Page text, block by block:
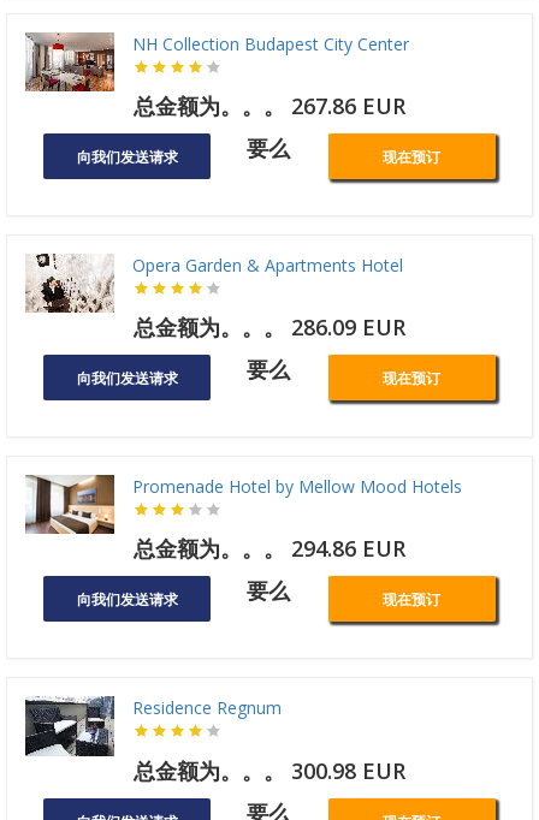
NH Collection Budapest City Center
总金额为。。。 267.86 EUR
向我们发送请求 要么 现在预订
Opera Garden & Apartments Hotel
总金额为。。。 286.09 EUR
向我们发送请求 要么 现在预订
Promenade Hotel by Mellow Mood Hotels
总金额为。。。 294.86 EUR
向我们发送请求 要么 现在预订
Residence Regnum
总金额为。。。 300.98 EUR
要么